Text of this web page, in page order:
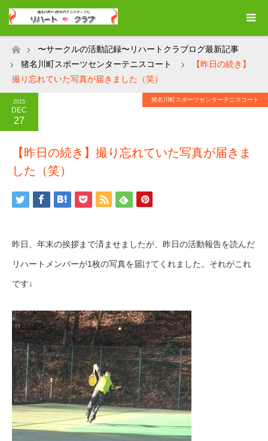
〜サークルの活動記録〜リハートクラブログ最新記事
猪名川町スポーツセンターテニスコート
【昨日の続き】
撮り忘れていた写真が届きました（笑）
2015
DEC
27
猪名川町スポーツセンターテニスコート
【昨日の続き】撮り忘れていた写真が届きま
した（笑）
昨日、年末の挨拶まで済ませましたが、昨日の活動報告を読んだ
リハートメンバーが1枚の写真を届けてくれました。それがこれ
です↓